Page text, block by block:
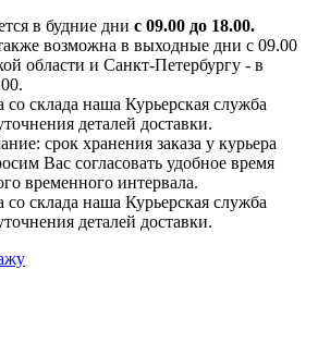
в будние дни с 09.00 до 18.00.
возможна в выходные дни с 09.00
области и Санкт-Петербургу - в
со склада наша Курьерская служба
деталей доставки.
срок хранения заказа у курьера
Вас согласовать удобное время
временного интервала.
со склада наша Курьерская служба
деталей доставки.